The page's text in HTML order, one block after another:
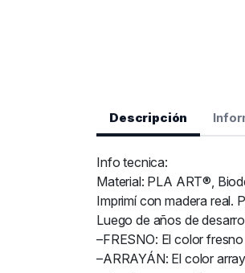
Descripción
Info tecnica:
Material: PLA ART®,
Imprimí con madera real.
Luego de años de
–FRESNO: El color
–ARRAYÁN: El color